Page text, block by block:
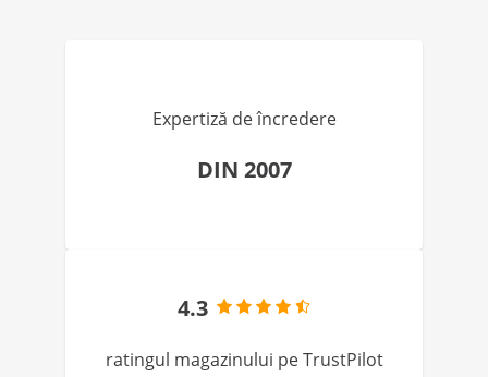
Expertiză de încredere
DIN 2007
4.3
ratingul magazinului pe TrustPilot